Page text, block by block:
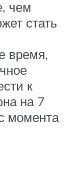
чем
стать
время,
к
на 7
момента